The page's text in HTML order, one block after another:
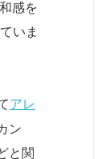
感を
いま
アレ
ン
と関